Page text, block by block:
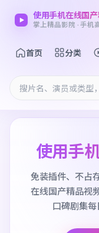
使用手机在线国
掌上精品影院 · 手机
首页 分类
使用手
免装插件、不占
在线国产精品视
口碑剧集每